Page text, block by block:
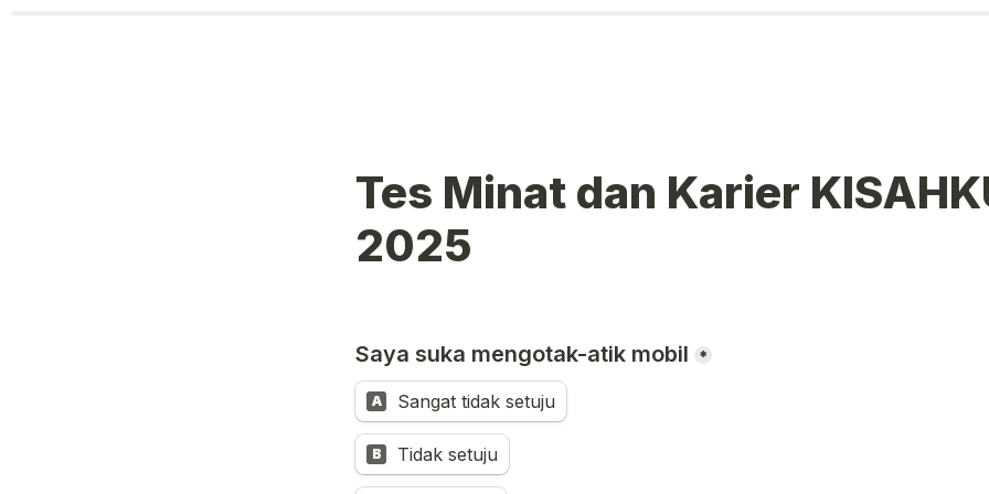
Tes Minat dan Karier
2025
Saya suka mengotak-atik mobil *
A Sangat tidak setuju
B Tidak setuju